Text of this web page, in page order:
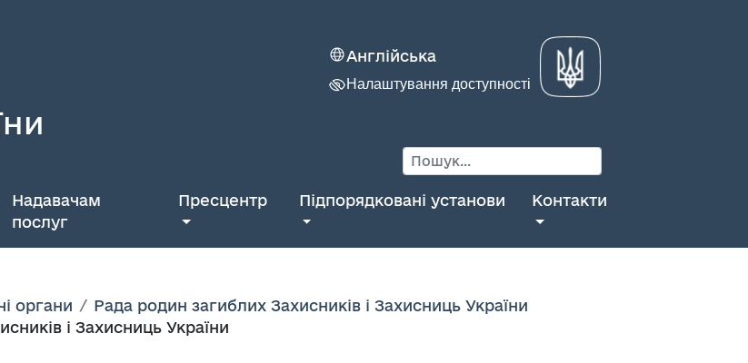
Англійська
Налаштування доступності
Надавачам
послуг
Пресцентр Підпорядковані установи Контакти
органи
Рада родин загиблих Захисників і Захисниць України
і Захисниць України